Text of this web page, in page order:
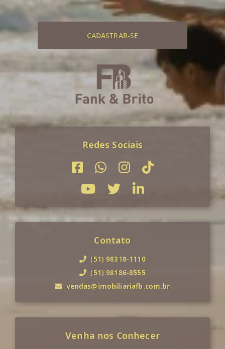
CADASTRAR-SE
Redes Sociais
Contato
(51) 98318-1110
(51) 98186-8555
vendas@imobiliariafb.com.br
Venha nos Conhecer